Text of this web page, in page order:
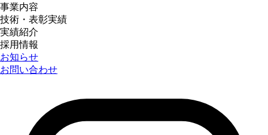
事業内容
技術・表彰実績
実績紹介
採用情報
お知らせ
お問い合わせ